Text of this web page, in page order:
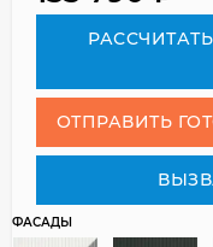
ОТПРАВИТЬ
ФАСАДЫ